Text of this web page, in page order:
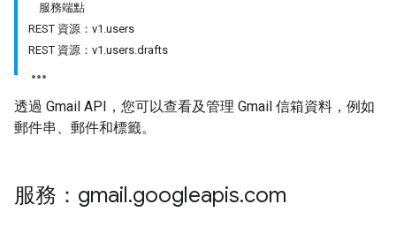
服務端點
REST 資源：v1.users
REST 資源：v1.users.drafts
透過 Gmail API，您可以查看及管理 Gmail 信箱資料，例如
郵件串、郵件和標籤。
服務：gmail.googleapis.com